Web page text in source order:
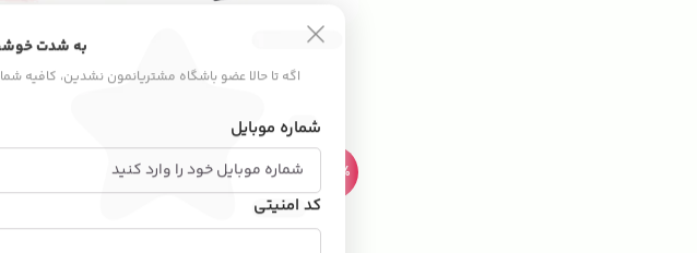
رنگ مو مردانه های اسپیدی
رنگ مو
-23%
به شدت
اگه تا حالا عضو باشگاه مشتریانمون نشدین، کافیه
شماره موبایل
کد امنیتی